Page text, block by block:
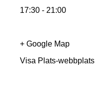
17:30 - 21:00
+ Google Map
Visa Plats-webbplats